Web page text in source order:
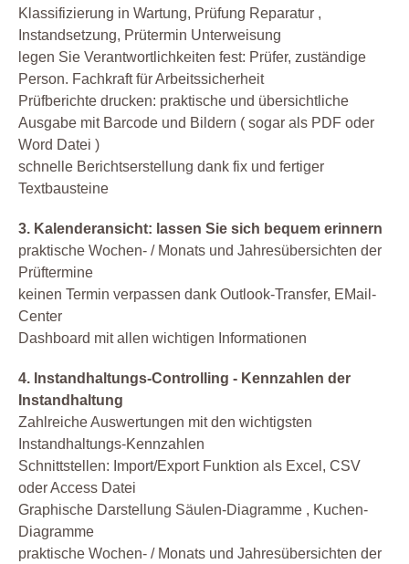
Klassifizierung in Wartung, Prüfung Reparatur ,
Instandsetzung, Prütermin Unterweisung
legen Sie Verantwortlichkeiten fest: Prüfer, zuständige
Person. Fachkraft für Arbeitssicherheit
Prüfberichte drucken: praktische und übersichtliche
Ausgabe mit Barcode und Bildern ( sogar als PDF oder
Word Datei )
schnelle Berichtserstellung dank fix und fertiger
Textbausteine
3. Kalenderansicht: lassen Sie sich bequem erinnern
praktische Wochen- / Monats und Jahresübersichten der
Prüftermine
keinen Termin verpassen dank Outlook-Transfer, EMail-
Center
Dashboard mit allen wichtigen Informationen
4. Instandhaltungs-Controlling - Kennzahlen der
Instandhaltung
Zahlreiche Auswertungen mit den wichtigsten
Instandhaltungs-Kennzahlen
Schnittstellen: Import/Export Funktion als Excel, CSV
oder Access Datei
Graphische Darstellung Säulen-Diagramme , Kuchen-
Diagramme
praktische Wochen- / Monats und Jahresübersichten der